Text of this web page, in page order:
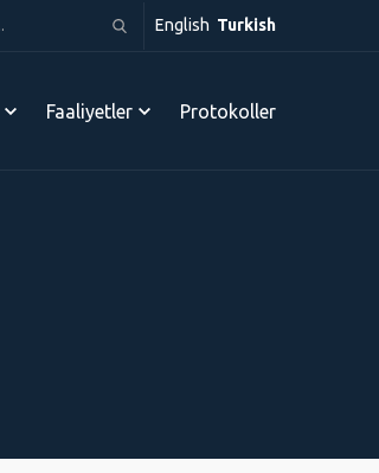
English Turkish
Faaliyetler Protokoller